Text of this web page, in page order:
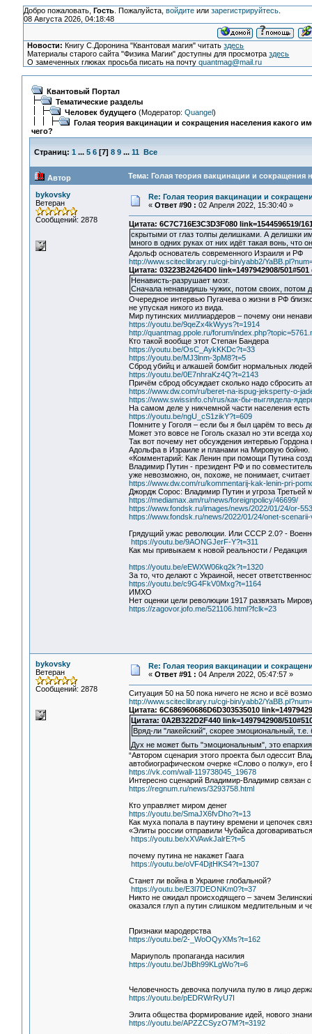
Добро пожаловать, Гость. Пожалуйста, войдитеили зарегистрируйтесь.
08 Августа 2026, 04:18:48
Новости: Книгу С.Доронина "Квантовая магия" читатьздесь
Материалы старого сайта "Физика Магии" доступны для просмотраздесь
О замеченных глюках просьба писать на почтуquantmag@mail.ru
Квантовый Портал
Тематические разделы
Человек будущего (Модератор: Quangel)
Голая теория вакцинации и сокращения населения какого
чего?
Страниц: 1 ... 5 6 [7] 8 9 ... 11 Все
Автор Тема: Голая теория вакцинации и сокращения
bykovsky
Ветеран
Сообщений: 2878
Re: Голая теория вакцинации и
« Ответ #90 : 02 Апреля 2022, 15:30:40 »
Цитата: 6C7C716E3C3D3F080 link=1544596519/
скрытыми от глаз толпы делишками. А делишки
много в одних руках от них идёт такая вонь, что
Адольф основатель современного Израиля и РФ
http://www.sciteclibrary.ru/cgi-bin/yabb2/
Цитата: 03223B24264D0 link=1497942908/
Ненависть-разрушает мозг.
Сначала ненавидишь чужих, потом своих, потом
Очередное интервью Пугачева о жизни в РФ
не упуская никого из вида.
Мир путинских миллиардеров – почему они
https://youtu.be/9qeZx4kWyys?t=1914
http://quantmag.ppole.ru/forum/
Кто такой вообще этот Степан Бандера
https://youtu.be/OsC_AykKKDc?t=33
https://youtu.be/MJ3lnm-3pM8?t=5
Сброд убийц и алкашей бомбит нормальных
https://youtu.be/0E7nhraKz4Q?t=2143
Причём сброд обсуждает сколько надо сбросить
https://www.dw.com/ru/beret-na-ispug-jeksperty-o-
https://www.swissinfo.ch/rus/как-бы-выглядела-
На самом деле у никчемной части населения
https://youtu.be/ngU_cS1zikY?t=609
Помните у Гоголя – если бы я был царём то весь
Может это вовсе не Гоголь сказал но эти всегда
Так вот почему нет обсуждения интервью Гордона
Адольфа в Израиле и планами на Мировую бойню.
«Комментарий: Как Ленин при помощи Путина
Владимир Путин - президент РФ и по
уже невозможно, он, похоже, не понимает,
https://www.dw.com/ru/kommentarij-kak-lenin-pri-
Джордж Сорос: Владимир Путин и угроза Третьей
https://mediamax.am/ru/news/foreignpolicy/46699/
https://www.fondsk.ru/images/news/2022/01/24/or-
https://www.fondsk.ru/news/2022/01/24/onet-
Грядущий ужас революции. Или СССР 2.0? -
https://youtu.be/9AONGJerF-Y?t=311
Как мы привыкаем к новой реальности / Редакция
https://youtu.be/eEWXW06kq2k?t=1320
За то, что делают с Украиной, несет
https://youtu.be/c9G4FkV0Mxg?t=1164
ИМХО
Нет оценки цели революции 1917 развязать
https://zagovor.jofo.me/521106.html?fclk=23
bykovsky
Ветеран
Сообщений: 2878
Re: Голая теория вакцинации и
« Ответ #91 : 04 Апреля 2022, 05:47:57 »
Ситуация 50 на 50 пока ничего не ясно и всё
http://www.sciteclibrary.ru/cgi-bin/yabb2/
Цитата: 6C686960686D6D303535010
Цитата: 0A2B322D2F440 link=1497942908/
Вряд-ли "лакейский", скорее эмоциональный, т.е.
Дух не может быть "эмоциональным", это
“Автором сценария этого проекта был одессит
автобиографическом очерке «Слово о полку»,
https://vk.com/wall-119738045_19678
Интересно сценарий Владимир-Владимир связан
https://regnum.ru/news/3293758.html
Кто управляет миром денег
https://youtu.be/SmaJX6fvDho?t=13
Как муха попала в паутину времени и цепочек
«Элиты россии отправили Чубайса
https://youtu.be/xXVAwkJalrE?t=5
почему путина не накажет Гаага
https://youtu.be/oVF4DjtHKS4?t=1307
Станет ли война в Украине глобальной?
https://youtu.be/E3l7DEONKm0?t=37
Никто не ожидал происходящего – зачем
оказался глуп а путин слишком медлительным и
Признаки мародерства
https://youtu.be/2-_WoOQyXMs?t=162
Мариуполь пропаганда насилия
https://youtu.be/JbBh99KLgWo?t=6
Человечность девочка получила пулю в лицо
https://youtu.be/pEDRWrRyU7I
Элита общества формирование идей, нового
https://youtu.be/APZZCSyzO7M?t=3192